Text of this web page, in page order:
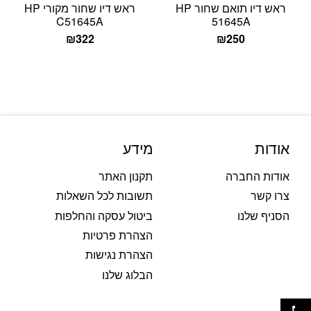
ראש דיו תואם שחור HP
51645A
₪250
ראש דיו שחור מקורי HP
C51645A
₪322
אודות
אודות החברה
צרו קשר
הסניף שלנו
מידע
תקנון האתר
תשובות לכל השאלות
ביטול עסקה והחלפות
הצהרת פרטיות
הצהרת נגישות
הבלוג שלנו
פתח סרגל נגישות